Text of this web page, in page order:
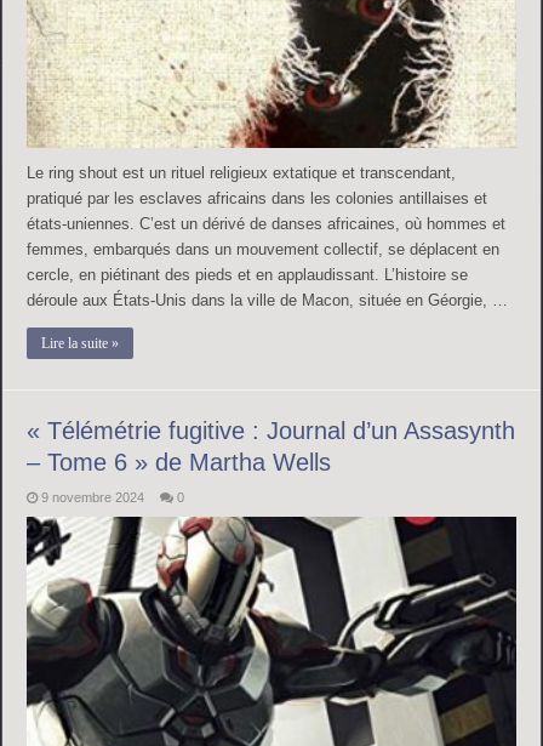
Le ring shout est un rituel religieux extatique et transcendant,
pratiqué par les esclaves africains dans les colonies antillaises et
états-uniennes. C’est un dérivé de danses africaines, où hommes et
femmes, embarqués dans un mouvement collectif, se déplacent en
cercle, en piétinant des pieds et en applaudissant. L’histoire se
déroule aux États-Unis dans la ville de Macon, située en Géorgie, …
Lire la suite »
« Télémétrie fugitive : Journal d’un Assasynth
– Tome 6 » de Martha Wells
9 novembre 2024 0